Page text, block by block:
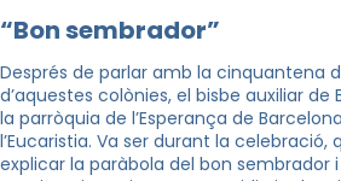
“Bon sembrador”
Després de parlar amb la cinquantena
d’aquestes colònies, el bisbe auxiliar
la parròquia de l’Esperança de
l’Eucaristia. Va ser durant la celebració,
explicar la paràbola del bon sembrador